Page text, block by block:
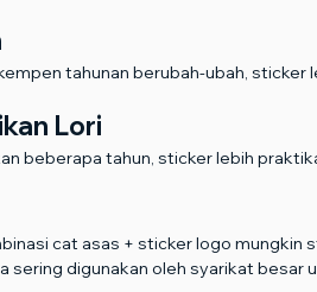
tahunan berubah-ubah, sticker
Lori
beberapa tahun, sticker lebih
cat asas + sticker logo mungkin
sering digunakan oleh syarikat besar